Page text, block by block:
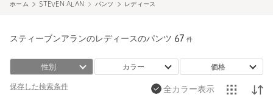
ホーム STEVEN ALAN パンツ レディース
スティーブンアランのレディースのパンツ 67 件
性別 カラー 価格
保存した検索条件 全カラー表示